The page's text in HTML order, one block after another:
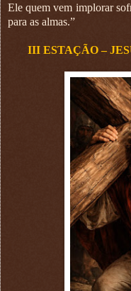
Ele quem vem implorar
para as almas.”
III ESTAÇÃO –